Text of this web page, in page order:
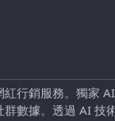
行銷服務。獨家
數據。透過 AI